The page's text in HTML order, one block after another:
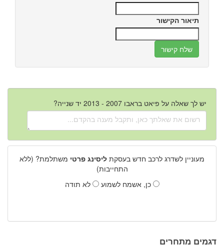
תיאור הקישור
יש לך שאלה על פיאט בראבו 2007 - 2013 יד שנייה?
מעוניין לשדרג לרכב חדש בעסקת ליסינג פרטי משתלמת? (ללא
התחייבות)
כן, אשמח לשמוע
לא תודה
דגמים מתחרים